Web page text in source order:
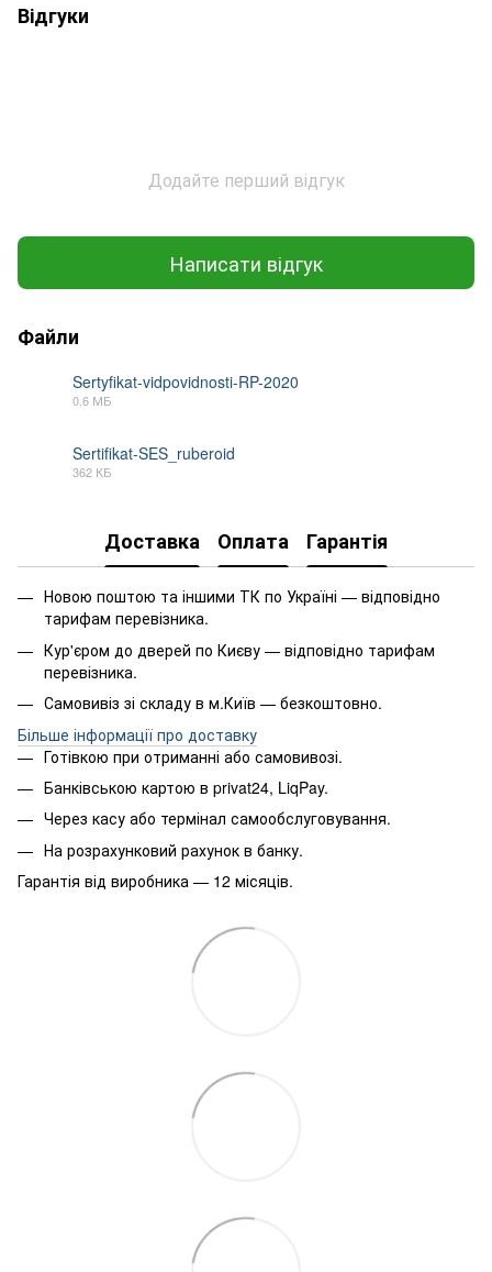
Відгуки
Додайте перший відгук
Написати відгук
Файли
Sertyfikat-vidpovidnosti-RP-2020
0.6 МБ
Sertifikat-SES_ruberoid
362 КБ
Доставка Оплата Гарантія
Новою поштою та іншими ТК по Україні — відповідно
тарифам перевізника.
Кур'єром до дверей по Києву — відповідно тарифам
перевізника.
Самовивіз зі складу в м.Київ — безкоштовно.
Більше інформації про доставку
Готівкою при отриманні або самовивозі.
Банківською картою в privat24, LiqPay.
Через касу або термінал самообслуговування.
На розрахунковий рахунок в банку.
Гарантія від виробника — 12 місяців.